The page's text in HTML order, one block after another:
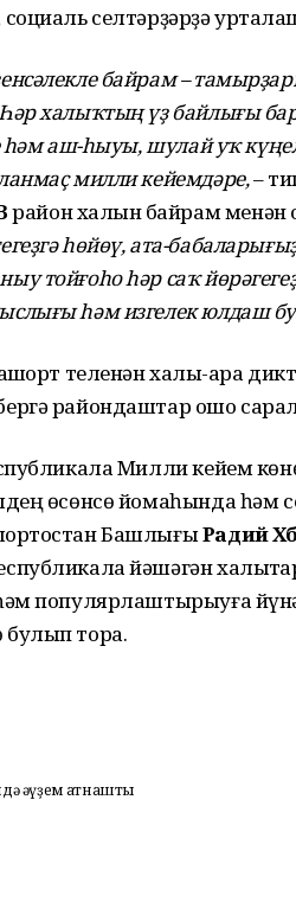
селтәрҙәрҙә
байрам –
халыҡтың үҙ байлығы
һәм аш-һыуы, шулай уҡ
милли кейемдәре,–
район халҡын байрам менән
һөйөү, ата-
тойғоһо һәр саҡ
һәм изгелек юлдаш
теленән халыҡ-ара
райондаштар ошо
Милли кейем
өсөнсө йомаһында һәм
БашлығыРадий
йәшәгән
популярлаштырыуға
булып тора.
әүҙем ҡатнашты